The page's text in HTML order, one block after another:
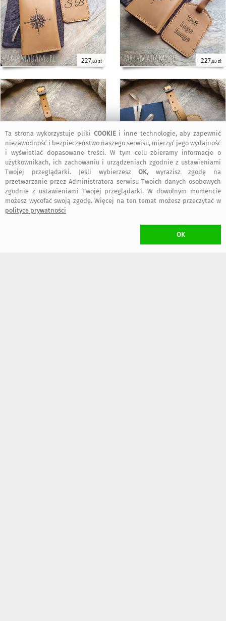
227,83 zł 227,83 zł
96,00 zł 96,00 zł
Ta strona wykorzystuje pliki COOKIEi inne technologie, aby zapewnić
niezawodność i bezpieczeństwo naszego serwisu, mierzyć jego wydajność
i wyświetlać dopasowane treści. W tym celu zbieramy informacje o
użytkownikach, ich zachowaniu i urządzeniach zgodnie z ustawieniami
Twojej przeglądarki. Jeśli wybierzeszOK, wyrazisz zgodę na
przetwarzanie przez Administratora serwisu Twoich danych osobowych
zgodnie z ustawieniami Twojej przeglądarki. W dowolnym momencie
możesz wycofać swoją zgodę. Więcej na ten temat możesz przeczytać w
polityce prywatności
OK